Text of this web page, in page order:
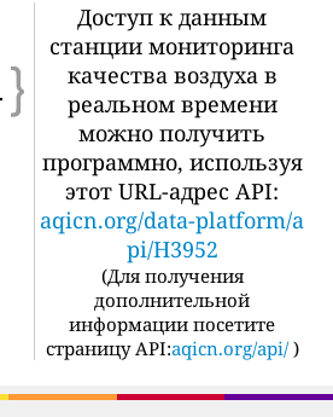
Доступ к данным
станции мониторинга
качества воздуха в
реальном времени
можно получить
программно, используя
этот URL-адрес API:
aqicn.org/data-platform/a
pi/H3952
(Для получения
дополнительной
информации посетите
страницу API:aqicn.org/api/ )